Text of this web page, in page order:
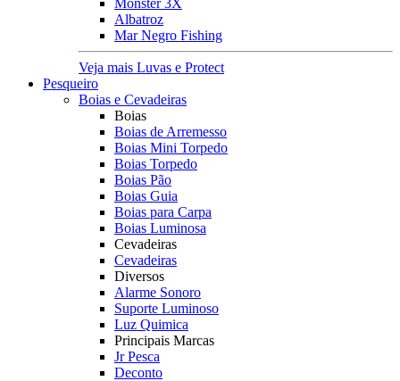
Monster 3X
Albatroz
Mar Negro Fishing
Veja mais Luvas e Protect
Pesqueiro
Boias e Cevadeiras
Boias
Boias de Arremesso
Boias Mini Torpedo
Boias Torpedo
Boias Pão
Boias Guia
Boias para Carpa
Boias Luminosa
Cevadeiras
Cevadeiras
Diversos
Alarme Sonoro
Suporte Luminoso
Luz Quimica
Principais Marcas
Jr Pesca
Deconto